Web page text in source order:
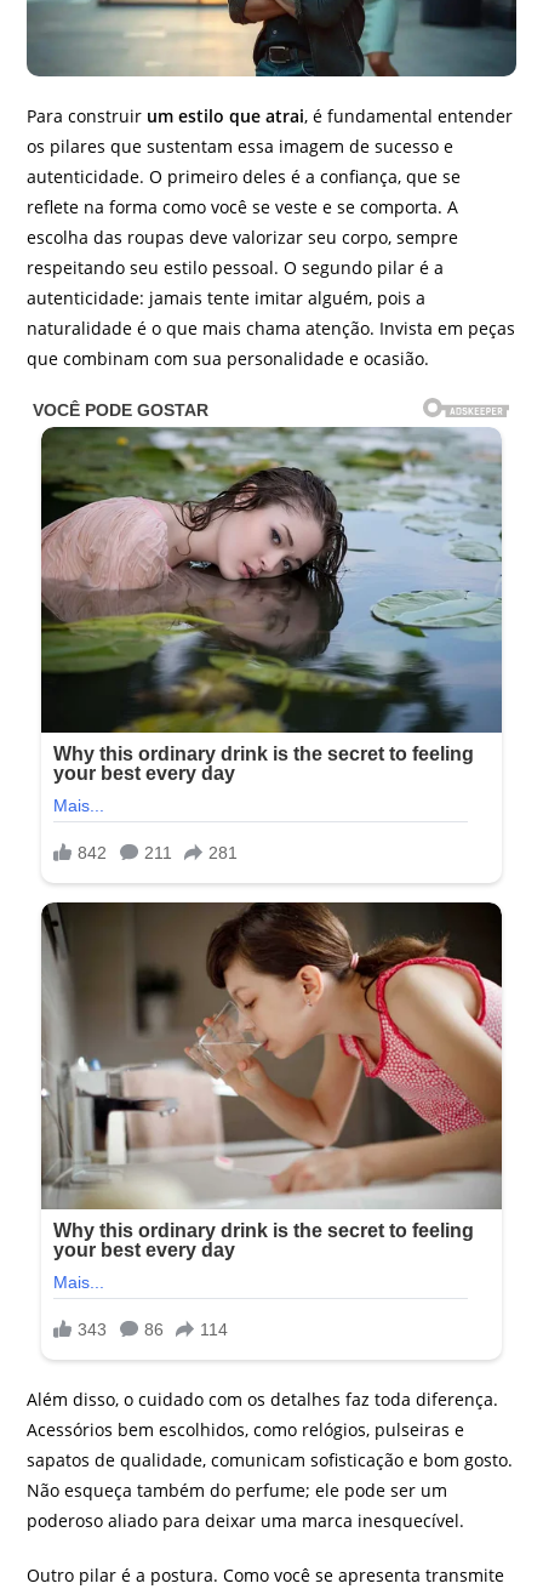
Para construir um estilo que atrai, é fundamental entender
os pilares que sustentam essa imagem de sucesso e
autenticidade. O primeiro deles é a confiança, que se
reflete na forma como você se veste e se comporta. A
escolha das roupas deve valorizar seu corpo, sempre
respeitando seu estilo pessoal. O segundo pilar é a
autenticidade: jamais tente imitar alguém, pois a
naturalidade é o que mais chama atenção. Invista em peças
que combinam com sua personalidade e ocasião.
Além disso, o cuidado com os detalhes faz toda diferença.
Acessórios bem escolhidos, como relógios, pulseiras e
sapatos de qualidade, comunicam sofisticação e bom gosto.
Não esqueça também do perfume; ele pode ser um
poderoso aliado para deixar uma marca inesquecível.
Outro pilar é a postura. Como você se apresenta transmite